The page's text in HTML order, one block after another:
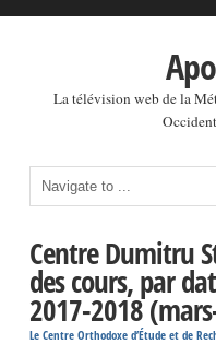
La télévision web de la
Centre Dumitru
des cours, par
2017-2018
Le Centre Orthodoxe d’Étude et de